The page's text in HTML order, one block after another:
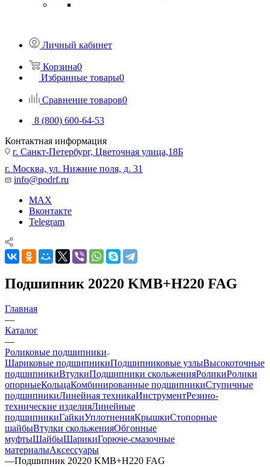
Личный кабинет
Корзина0
Избранные товары0
Сравнение товаров0
8 (800) 600-64-53
Контактная информация
г. Санкт-Петербург, Цветочная улица,18Б
г. Москва, ул. Нижние поля, д. 31
info@podrf.ru
MAX
Вконтакте
Telegram
Подшипник 20220 KMB+H220 FAG
Главная
—
Каталог
—
Роликовые подшипники
Шариковые подшипникиПодшипниковые узлыВысокоточные
подшипникиВтулкиПодшипники скольженияРоликиРолики
опорныеКольцаКомбинированные подшипникиСтупичные
подшипникиЛинейная техникаИнструментРезино-
технические изделияЛинейные
подшипникиГайкиУплотненияКрышкиСтопорные
шайбыВтулки скольженияОбгонные
муфтыШайбыШарикиГорюче-смазочные
материалыАксессуары
—Подшипник 20220 KMB+H220 FAG